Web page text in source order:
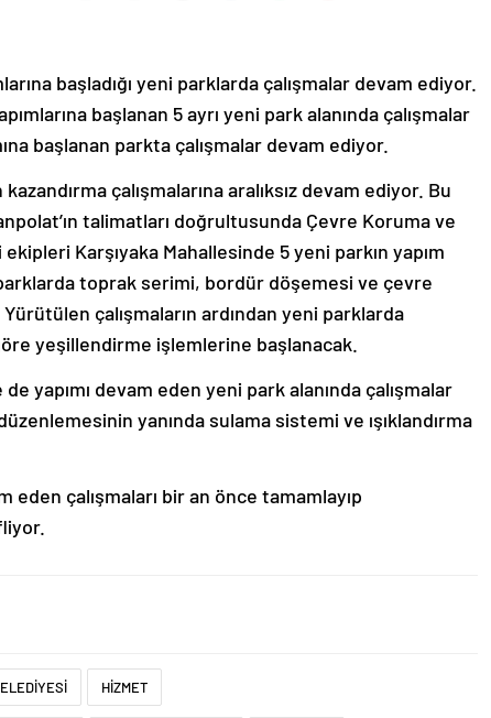
başladığı yeni parklarda çalışmalar devam ediyor.
başlanan 5 ayrı yeni park alanında çalışmalar
başlanan parkta çalışmalar devam ediyor.
çalışmalarına aralıksız devam ediyor. Bu
talimatları doğrultusunda Çevre Koruma ve
Karşıyaka Mahallesinde 5 yeni parkın yapım
toprak serimi, bordür döşemesi ve çevre
çalışmaların ardından yeni parklarda
yeşillendirme işlemlerine başlanacak.
yapımı devam eden yeni park alanında çalışmalar
yanında sulama sistemi ve ışıklandırma
çalışmaları bir an önce tamamlayıp
HİZMET